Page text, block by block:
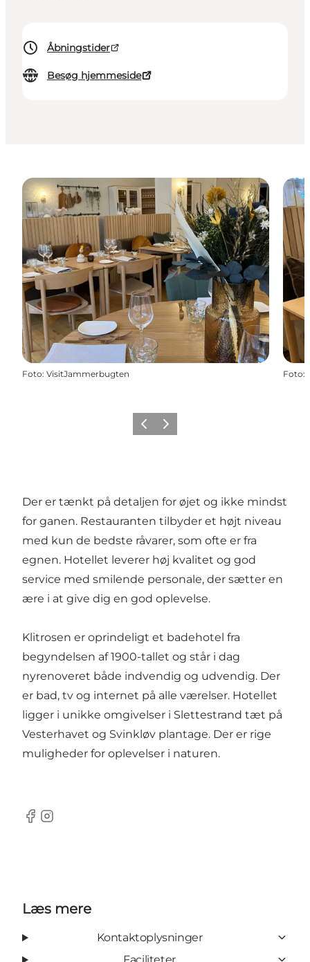
Åbningstider
Besøg hjemmeside
Foto: VisitJammerbugten Foto:
ForrigeNæste
Der er tænkt på detaljen for øjet og ikke mindst
for ganen. Restauranten tilbyder et højt niveau
med kun de bedste råvarer, som ofte er fra
egnen. Hotellet leverer høj kvalitet og god
service med smilende personale, der sætter en
ære i at give dig en god oplevelse.
Klitrosen er oprindeligt et badehotel fra
begyndelsen af 1900-tallet og står i dag
nyrenoveret både indvendig og udvendig. Der
er bad, tv og internet på alle værelser. Hotellet
ligger i unikke omgivelser i Slettestrand tæt på
Vesterhavet og Svinkløv plantage. Der er rige
muligheder for oplevelser i naturen.
Facebook
Instagram
Læs mere
Kontaktoplysninger